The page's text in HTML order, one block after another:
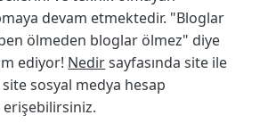
devam etmektedir. "Bloglar
ölmeden bloglar ölmez" diye
ediyor! Nedirsayfasında site ile
sosyal medya hesap
erişebilirsiniz.